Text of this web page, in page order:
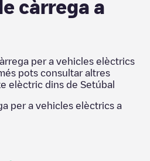
càrrega a
per a vehicles elèctrics
més pots consultar altres
elèctric dins de Setúbal
per a vehicles elèctrics a